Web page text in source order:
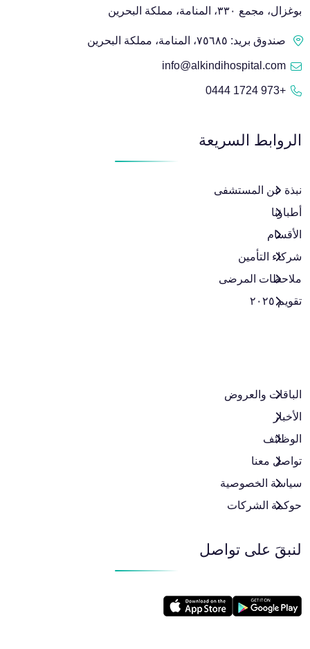
أمراض النساء والتوليد والجراحة النسائية
التخدير وإدارة الألم
بوغزال، مجمع ٣٣٠، المنامة، مملكة البحرين
صندوق بريد: ٧٥٦٨٥، المنامة، مملكة البحرين
info@alkindihospital.com
+973 1724 0444
الروابط السريعة
نبذة عن المستشفى
أطباؤنا
الأقسام
شركاء التأمين
ملاحظات المرضى
تقويم ٢٠٢٥
الباقات والعروض​
الأخبار
الوظائف
تواصل معنا
سياسة الخصوصية
حوكمة الشركات
لنبقَ على تواصل